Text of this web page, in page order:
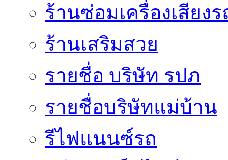
ร้านซ่อมเครื่องเสียง
ร้านเสริมสวย
รายชื่อ บริษัท รปภ
รายชื่อบริษัทแม่บ้าน
รีไฟแนนซ์รถ